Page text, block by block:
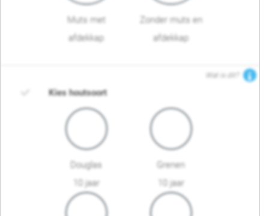
Muts met
afdekkap
Zonder muts en
afdekkap
Wat is dit?
Kies houtsoort
Douglas
10 jaar
Grenen
10 jaar